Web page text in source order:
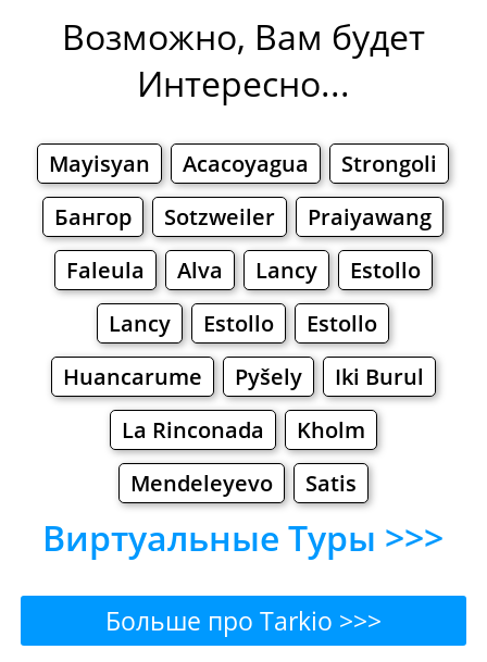
Возможно, Вам будет
Интересно...
Mayisyan Acacoyagua
Strongoli
Бангор
Sotzweiler
Praiyawang
Faleula
Alva Lancy
Estollo
Lancy
Estollo
Estollo
Huancarume
Pyšely
Iki Burul
La Rinconada
Kholm
Mendeleyevo
Satis
Виртуальные Туры >>>
Больше про Tarkio >>>